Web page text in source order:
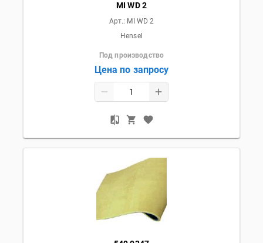
MI WD 2
Арт.: MI WD 2
Hensel
Под производство
Цена по запросу